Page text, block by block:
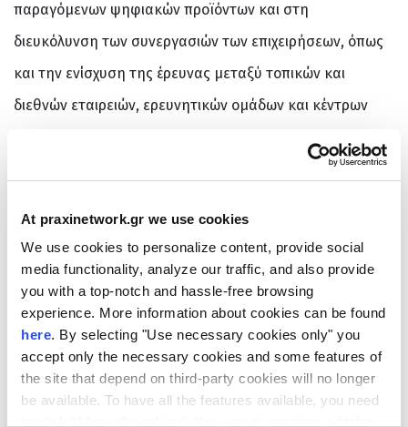
At praxinetwork.gr we use cookies
We use cookies to personalize content, provide social
media functionality, analyze our traffic, and also provide
you with a top-notch and hassle-free browsing
experience. More information about cookies can be found
here. By selecting "Use necessary cookies only" you
accept only the necessary cookies and some features of
the site that depend on third-party cookies will no longer
be available. To have all the features available, you need
παραγόμενων ψηφιακών προϊόντων και στη
διευκόλυνση των συνεργασιών των επιχειρήσεων, όπως
και την ενίσχυση της έρευνας μεταξύ τοπικών και
διεθνών εταιρειών, ερευνητικών ομάδων και κέντρων
εταιρείες, ώστε να βελτιώσουν και να εξελίξουν τα
Αναμένεται ότι το HDHC θα συμβάλει ουσιαστικά στην
ανάπτυξη και ανταγωνιστικότητα του τομέα της
ηλεκτρονικής υγείας στην Ελλάδα. Επίσης, θα
προωθήσει συνεργασίες μεταξύ των εταιρειών και θα
δημιουργήσει νέες συνέργειες, ώστε κάποιες εταιρείες